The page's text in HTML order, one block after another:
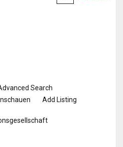
Search
Add Listing